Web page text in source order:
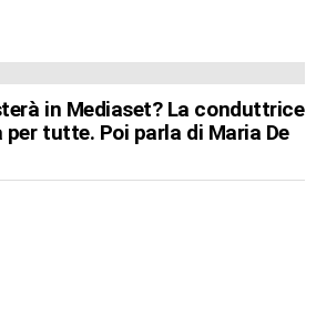
in Mediaset? La conduttrice
tutte. Poi parla di Maria De